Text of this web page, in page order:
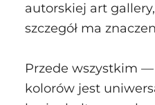
autorskiej art
szczegół ma
Przede wszystkim —
kolorów jest